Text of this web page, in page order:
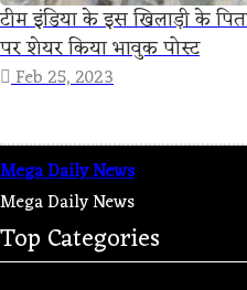
टीम इंडिया के इस खिलाड़ी के
पर शेयर किया भावुक पोस्ट
Feb 25, 2023
Mega Daily News
Mega Daily News
Top Categories